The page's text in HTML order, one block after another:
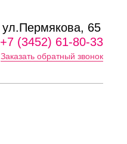
ул.Пермякова, 65
+7 (3452) 61-80-33
Заказать обратный звонок